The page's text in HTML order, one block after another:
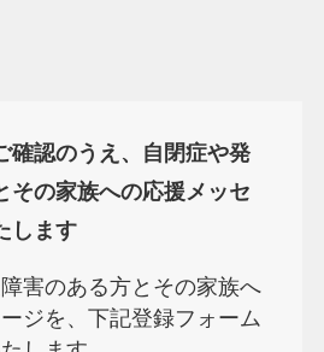
確認のうえ、⾃閉症や発
その家族への応援メッセ
します
害のある⽅とその家族へ
ジを、下記登録フォーム